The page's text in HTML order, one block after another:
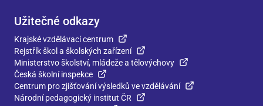
Užitečné odkazy
Krajské vzdělávací centrum
Rejstřík škol a školských zařízení
Ministerstvo školství, mládeže a tělovýchovy
Česká školní inspekce
Centrum pro zjišťování výsledků ve vzdělávání
Národní pedagogický institut ČR